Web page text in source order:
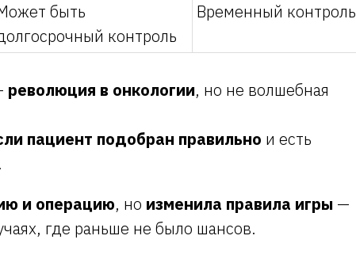
быть
контроль
Временный контроль
революция в онкологии, но не волшебная
пациент подобран правильно и есть
и операцию, но изменила правила игры —
где раньше не было шансов.